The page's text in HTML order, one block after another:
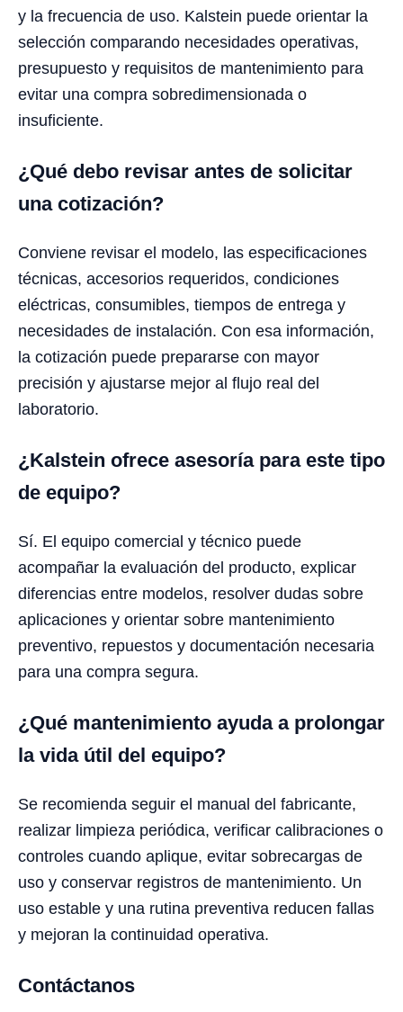
y la frecuencia de uso. Kalstein puede orientar la
selección comparando necesidades operativas,
presupuesto y requisitos de mantenimiento para
evitar una compra sobredimensionada o
insuficiente.
¿Qué debo revisar antes de solicitar
una cotización?
Conviene revisar el modelo, las especificaciones
técnicas, accesorios requeridos, condiciones
eléctricas, consumibles, tiempos de entrega y
necesidades de instalación. Con esa información,
la cotización puede prepararse con mayor
precisión y ajustarse mejor al flujo real del
laboratorio.
¿Kalstein ofrece asesoría para este tipo
de equipo?
Sí. El equipo comercial y técnico puede
acompañar la evaluación del producto, explicar
diferencias entre modelos, resolver dudas sobre
aplicaciones y orientar sobre mantenimiento
preventivo, repuestos y documentación necesaria
para una compra segura.
¿Qué mantenimiento ayuda a prolongar
la vida útil del equipo?
Se recomienda seguir el manual del fabricante,
realizar limpieza periódica, verificar calibraciones o
controles cuando aplique, evitar sobrecargas de
uso y conservar registros de mantenimiento. Un
uso estable y una rutina preventiva reducen fallas
y mejoran la continuidad operativa.
Contáctanos